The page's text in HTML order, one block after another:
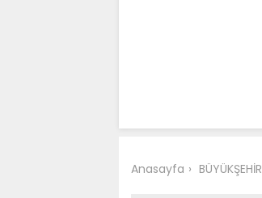
Anasayfa BÜYÜKŞEHİR